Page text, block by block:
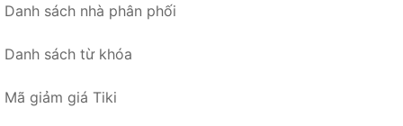
Danh sách nhà phân phối
Danh sách từ khóa
Mã giảm giá Tiki